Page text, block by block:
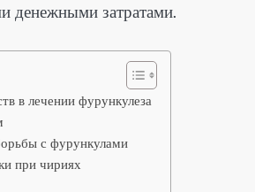
денежными затратами.
в лечении фурункулеза
с фурункулами
при чириях